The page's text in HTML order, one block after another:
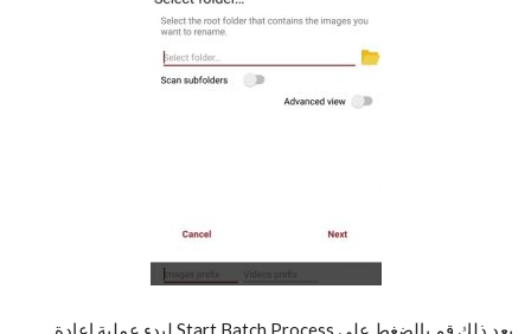
بعد ذلك قم بالضغط على Start Batch Process لبدء عملية إعادة